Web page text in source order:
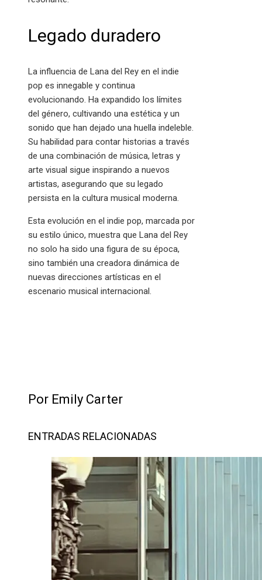
Legado duradero
La influencia de Lana del Rey en el indie
pop es innegable y continua
evolucionando. Ha expandido los límites
del género, cultivando una estética y un
sonido que han dejado una huella indeleble.
Su habilidad para contar historias a través
de una combinación de música, letras y
arte visual sigue inspirando a nuevos
artistas, asegurando que su legado
persista en la cultura musical moderna.
Esta evolución en el indie pop, marcada por
su estilo único, muestra que Lana del Rey
no solo ha sido una figura de su época,
sino también una creadora dinámica de
nuevas direcciones artísticas en el
escenario musical internacional.
Por Emily Carter
ENTRADAS RELACIONADAS